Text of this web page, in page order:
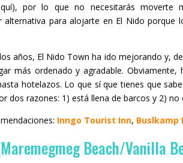
por lo que no necesitarás moverte
alternativa para alojarte en El Nido
años, El Nido Town ha ido mejorando y,
más ordenado y agradable.
hotelazos. Lo que sí que tienes que
dos razones: 1) está llena de barcos y 2) no
Inngo Tourist Inn, Buslkamp
Beach/Vanilla